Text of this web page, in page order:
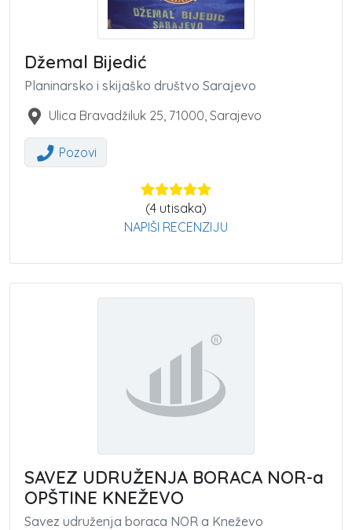
Džemal Bijedić
Planinarsko i skijaško društvo Sarajevo
Ulica Bravadžiluk 25 71000 Sarajevo
Pozovi
(4 utisaka)
NAPIŠI RECENZIJU
SAVEZ UDRUŽENJA BORACA NOR-a
OPŠTINE KNEŽEVO
Savez udruženja boraca NOR a Kneževo